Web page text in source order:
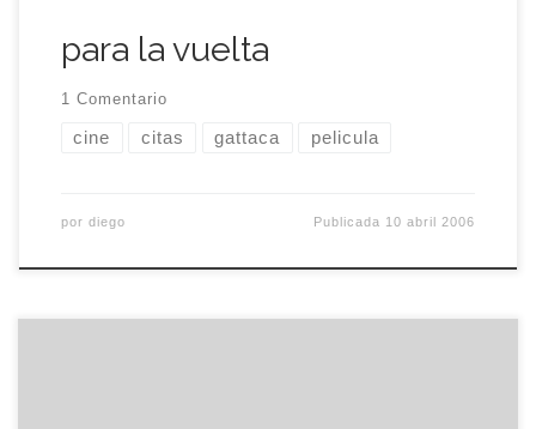
para la vuelta
1 Comentario
cine citas gattaca pelicula
por diego Publicada 10 abril 2006